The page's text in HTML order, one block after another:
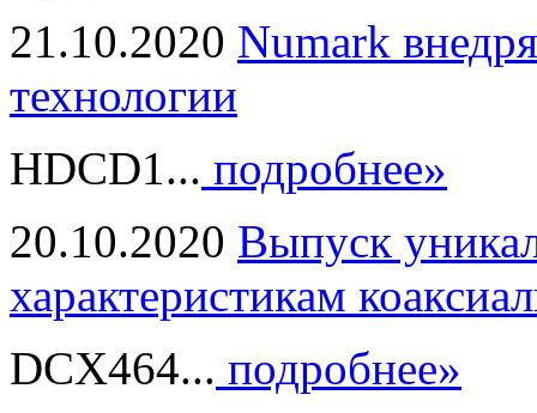
21.10.2020 Numark
технологии
HDCD1... подробнее»
20.10.2020 Выпуск
характеристикам
DCX464... подробнее»